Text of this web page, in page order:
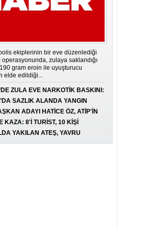
HAYAT ŞİMDİ BAŞLIYOR:
ŞEYTANIN EN ŞIK ELBİSESİ:
MAKYAVELİZM
NADİRE SÖNMEZ
ORMANLARA DİKKAT!
IŞIK YARGIN
DUMAN ÇÖKMEDEN ÖNCE
GÖZDE SARI
ekiplerinin bir eve düzenlediği
zulaya saklandığı
gram eroin ile uyuşturucu
elde edildiği...
ZULA EVE NARKOTİK BASKINI:
EROİN ELE GEÇİRİLDİ
SAZLIK ALANDA YANGIN
ADAYI HATİCE ÖZ, ATİP'İN
OLDU
KAZA: 8'İ TURİST, 10 KİŞİ
YAKILAN ATEŞ, YAVRU
ÖLÜMÜNE NEDEN OLDU